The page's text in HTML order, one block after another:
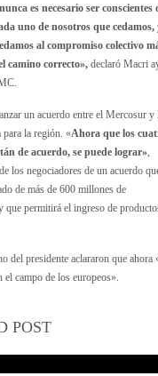
es necesario ser conscientes
uno de nosotros que cedamos,
al compromiso colectivo
camino correcto», declaró Macri
un acuerdo entre el Mercosur y
para la región. «Ahora que los
de acuerdo, se puede lograr»
los negociadores de un acuerdo
de más de 600 millones de
que permitirá el ingreso de
del presidente aclararon que ahora
el campo de los europeos».
POST